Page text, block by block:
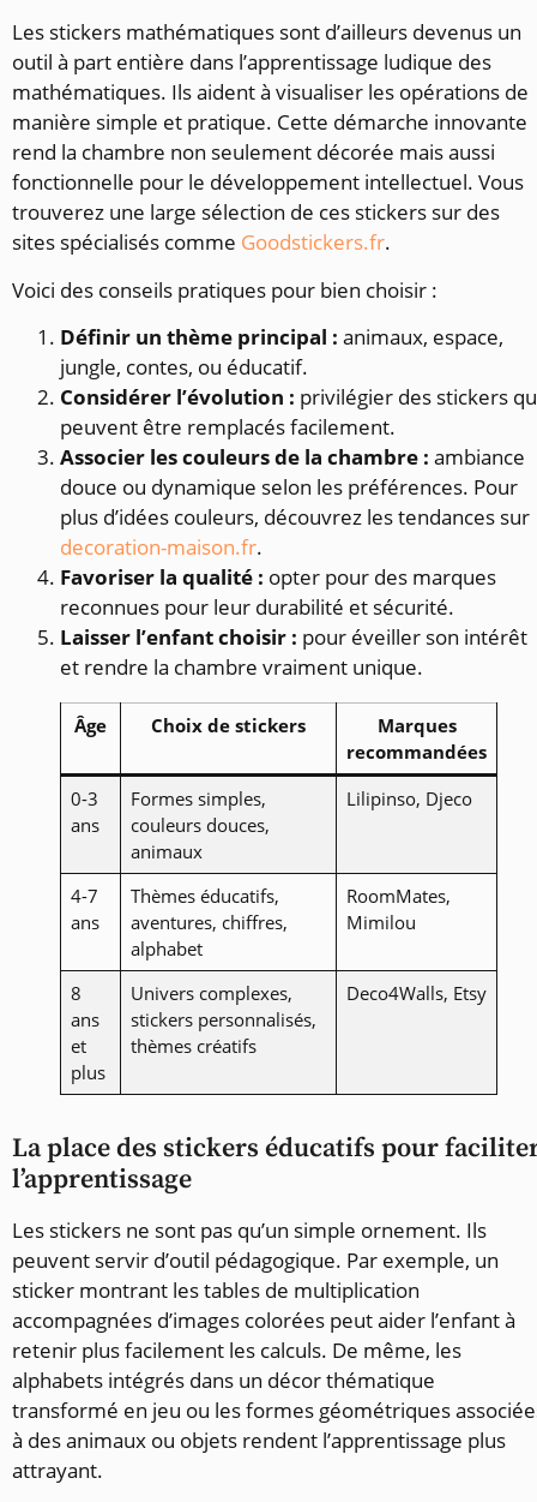
Les stickers mathématiques sont d’ailleurs devenus un
outil à part entière dans l’apprentissage ludique des
mathématiques. Ils aident à visualiser les opérations de
manière simple et pratique. Cette démarche innovante
rend la chambre non seulement décorée mais aussi
fonctionnelle pour le développement intellectuel. Vous
trouverez une large sélection de ces stickers sur des
sites spécialisés comme Goodstickers.fr.
Voici des conseils pratiques pour bien choisir :
Définir un thème principal : animaux, espace,
jungle, contes, ou éducatif.
Considérer l’évolution : privilégier des stickers
peuvent être remplacés facilement.
Associer les couleurs de la chambre : ambiance
douce ou dynamique selon les préférences. Pour
plus d’idées couleurs, découvrez les tendances sur
decoration-maison.fr.
Favoriser la qualité : opter pour des marques
reconnues pour leur durabilité et sécurité.
Laisser l’enfant choisir : pour éveiller son intérêt
et rendre la chambre vraiment unique.
Âge Choix de stickers
Marques
recommandées
0-3
ans
Formes simples,
couleurs douces,
animaux
Lilipinso, Djeco
4-7
ans
Thèmes éducatifs,
aventures, chiffres,
alphabet
RoomMates,
Mimilou
8
ans
et
plus
Univers complexes,
stickers personnalisés,
thèmes créatifs
Deco4Walls, Etsy
La place des stickers éducatifs pour
l’apprentissage
Les stickers ne sont pas qu’un simple ornement. Ils
peuvent servir d’outil pédagogique. Par exemple, un
sticker montrant les tables de multiplication
accompagnées d’images colorées peut aider l’enfant à
retenir plus facilement les calculs. De même, les
alphabets intégrés dans un décor thématique
transformé en jeu ou les formes géométriques
à des animaux ou objets rendent l’apprentissage plus
attrayant.